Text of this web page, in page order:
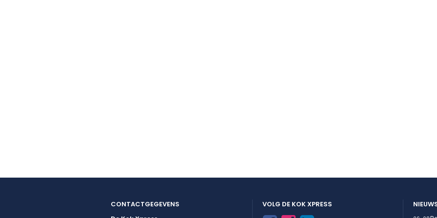
CONTACTGEGEVENS
VOLG DE KOK XPRESS